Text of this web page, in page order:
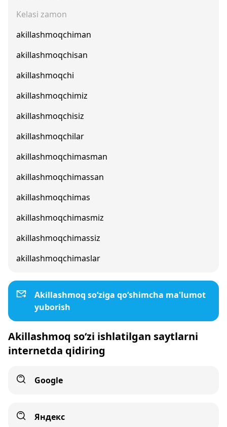
Kelasi zamon
akillashmoqchiman
akillashmoqchisan
akillashmoqchi
akillashmoqchimiz
akillashmoqchisiz
akillashmoqchilar
akillashmoqchimasman
akillashmoqchimassan
akillashmoqchimas
akillashmoqchimasmiz
akillashmoqchimassiz
akillashmoqchimaslar
Akillashmoq so‘ziga qo‘shimcha ma'lumot
yuborish
Akillashmoq so‘zi ishlatilgan saytlarni
internetda qidiring
Google
Яндекс